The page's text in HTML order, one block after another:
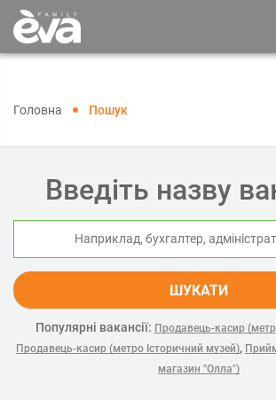
Головна Пошук
Введіть назву
ШУКАТИ
Популярні вакансії: Продавець-касир
Продавець-касир (метро Історичний музей),
магазин "Олла")